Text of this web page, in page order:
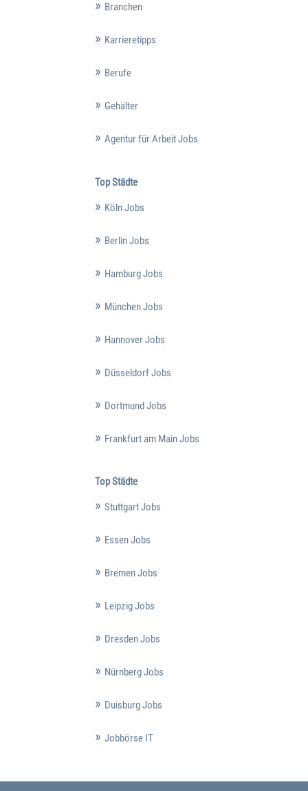
Branchen
Karrieretipps
Berufe
Gehälter
Agentur für Arbeit Jobs
Top Städte
Köln Jobs
Berlin Jobs
Hamburg Jobs
München Jobs
Hannover Jobs
Düsseldorf Jobs
Dortmund Jobs
Frankfurt am Main Jobs
Top Städte
Stuttgart Jobs
Essen Jobs
Bremen Jobs
Leipzig Jobs
Dresden Jobs
Nürnberg Jobs
Duisburg Jobs
Jobbörse IT